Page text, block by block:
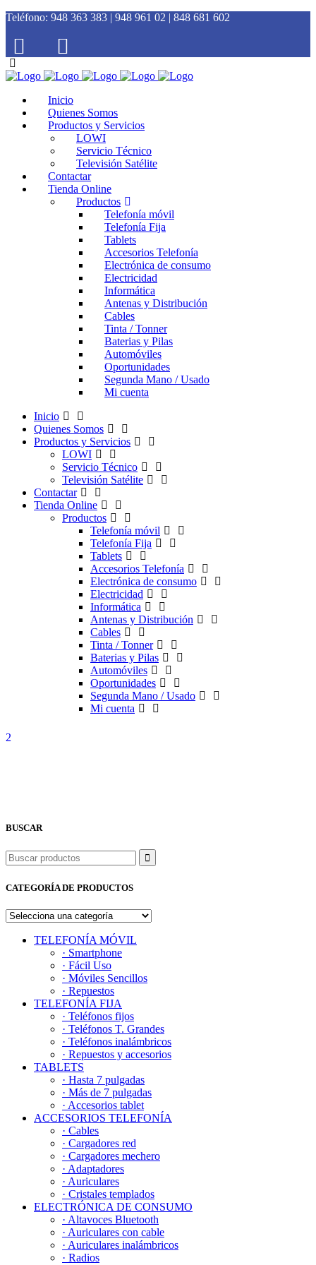
Teléfono: 948 363 383 | 948 961 02 | 848 681 602
Inicio
Quienes Somos
Productos y Servicios
LOWI
Servicio Técnico
Televisión Satélite
Contactar
Tienda Online
Productos
Telefonía móvil
Telefonía Fija
Tablets
Accesorios Telefonía
Electrónica de consumo
Electricidad
Informática
Antenas y Distribución
Cables
Tinta / Tonner
Baterias y Pilas
Automóviles
Oportunidades
Segunda Mano / Usado
Mi cuenta
Inicio
Quienes Somos
Productos y Servicios
LOWI
Servicio Técnico
Televisión Satélite
Contactar
Tienda Online
Productos
Telefonía móvil
Telefonía Fija
Tablets
Accesorios Telefonía
Electrónica de consumo
Electricidad
Informática
Antenas y Distribución
Cables
Tinta / Tonner
Baterias y Pilas
Automóviles
Oportunidades
Segunda Mano / Usado
Mi cuenta
BUSCAR
Buscar
CATEGORÍA DE PRODUCTOS
TELEFONÍA MÓVIL
· Smartphone
· Fácil Uso
· Móviles Sencillos
· Repuestos
TELEFONÍA FIJA
· Teléfonos fijos
· Teléfonos T. Grandes
· Teléfonos inalámbricos
· Repuestos y accesorios
TABLETS
· Hasta 7 pulgadas
· Más de 7 pulgadas
· Accesorios tablet
ACCESORIOS TELEFONÍA
· Cables
· Cargadores red
· Cargadores mechero
· Adaptadores
· Auriculares
· Cristales templados
ELECTRÓNICA DE CONSUMO
· Altavoces Bluetooth
· Auriculares con cable
· Auriculares inalámbricos
· Radios